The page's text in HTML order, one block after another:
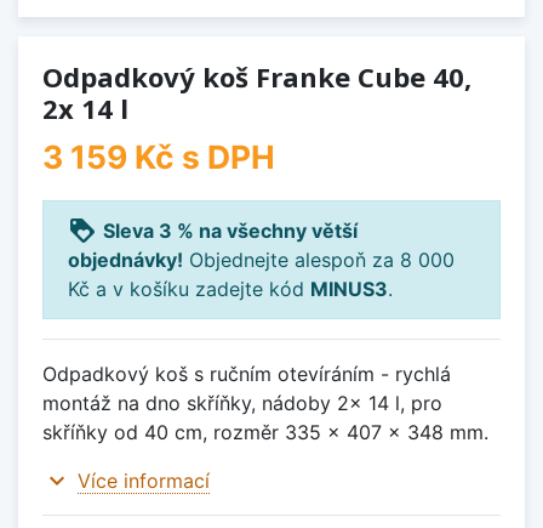
Odpadkový koš Franke Cube 40,
2x 14 l
3 159 Kč s DPH
loyalty Sleva 3 % na všechny větší
objednávky! Objednejte alespoň za 8 000
Kč a v košíku zadejte kód MINUS3.
Odpadkový koš s ručním otevíráním - rychlá
montáž na dno skříňky, nádoby 2x 14 l, pro
skříňky od 40 cm, rozměr 335 x 407 x 348 mm.
expand_more Více informací